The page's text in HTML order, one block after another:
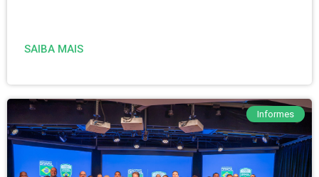
SAIBA MAIS
Informes